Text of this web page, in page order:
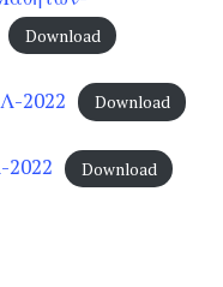
Download
2022 Download
Download